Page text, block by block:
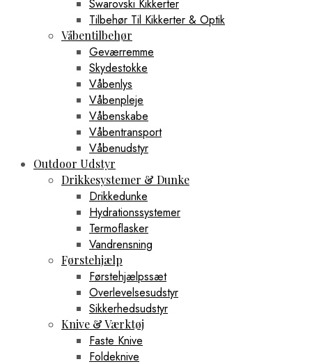
Swarovski Kikkerter
Tilbehør Til Kikkerter & Optik
Våbentilbehør
Geværremme
Skydestokke
Våbenlys
Våbenpleje
Våbenskabe
Våbentransport
Våbenudstyr
Outdoor Udstyr
Drikkesystemer & Dunke
Drikkedunke
Hydrationssystemer
Termoflasker
Vandrensning
Førstehjælp
Førstehjælpssæt
Overlevelsesudstyr
Sikkerhedsudstyr
Knive & Værktøj
Faste Knive
Foldeknive